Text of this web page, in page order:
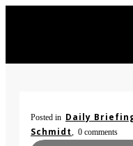
Posted in Daily
Schmidt
0 comments